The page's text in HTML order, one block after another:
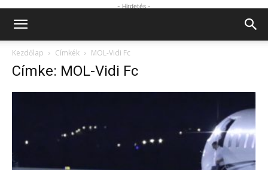
- Hirdetés -
Kezdőlap Címkék MOL-Vidi Fc
Címke: MOL-Vidi Fc